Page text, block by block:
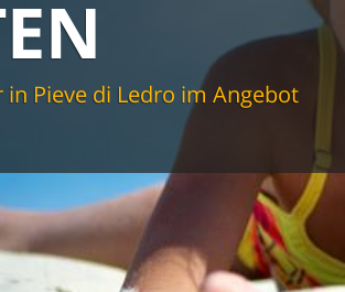
in Pieve di Ledro im Angebot